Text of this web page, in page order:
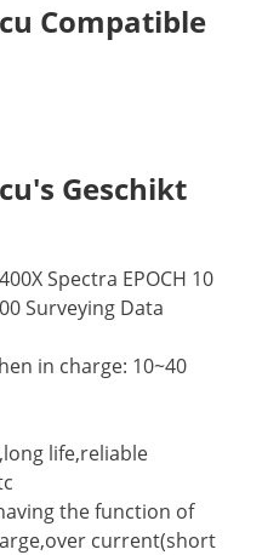
Compatible
Geschikt
Spectra EPOCH 10
Surveying Data
in charge: 10~40
life,reliable
the function of
current(short